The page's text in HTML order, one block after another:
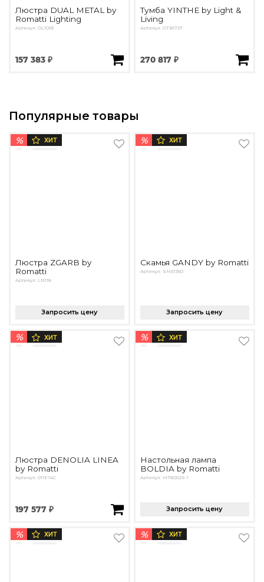
Люстра DUAL METAL by
Romatti Lighting
Артикул: OL1093
157 383 ₽
Тумба YINTHE by Light &
Living
Артикул: OTB1727
270 817 ₽
Популярные товары
% ХИТ
Люстра ZGARB by
Romatti
Артикул: L15118
Запросить цену
% ХИТ
Скамья GANDY by Romatti
Артикул: SME1350
Запросить цену
% ХИТ
Люстра DENOLIA LINEA
by Romatti
Артикул: 0113-14C
197 577 ₽
% ХИТ
Настольная лампа
BOLDIA by Romatti
Артикул: MT8002S-1
Запросить цену
% ХИТ % ХИТ